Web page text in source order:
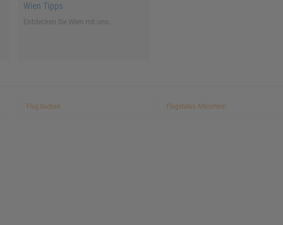
Wien Tipps
Entdecken Sie Wien mit uns.
Flug buchen Flugstatus Altenrhein